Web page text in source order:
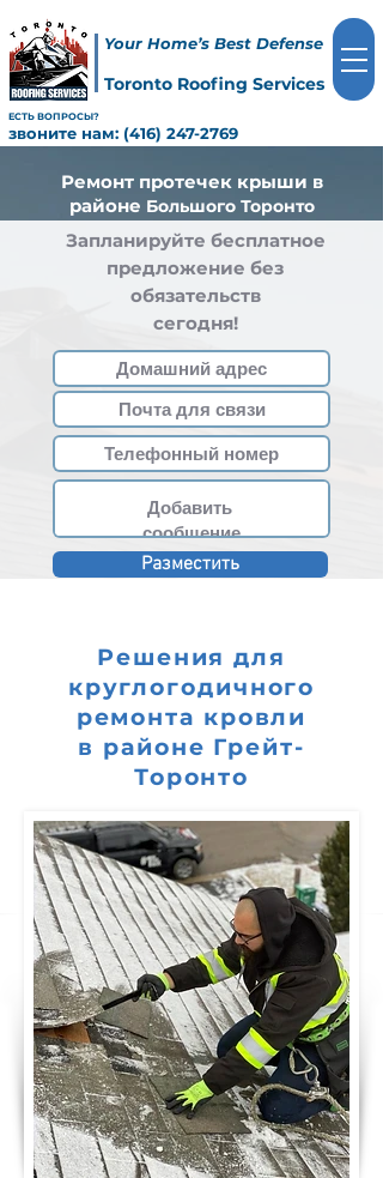
Toronto Roofing Services
звоните нам: (416) 247-2769
ЕСТЬ ВОПРОСЫ?
Your Home’s Best Defense
Ремонт протечек крыши в
районе Большого Торонто
Запланируйте бесплатное
предложение без
обязательств
сегодня!
Разместить
Решения для
круглогодичного
ремонта кровли
в районе Грейт-
Торонто